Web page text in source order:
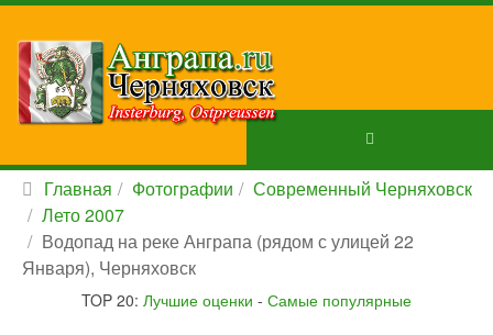
Главная Фотографии
Современный Черняховск
Лето 2007
Водопад на реке Анграпа (рядом с улицей 22
Января), Черняховск
TOP 20: Лучшие оценки - Самые популярные